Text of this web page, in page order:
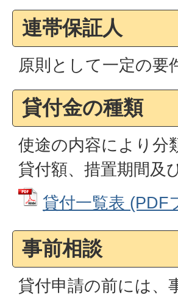
連帯保証人
原則として一定の要
貸付金の種類
使途の内容により分
貸付額、措置期間及
貸付一覧表 (PDF
事前相談
貸付申請の前には、